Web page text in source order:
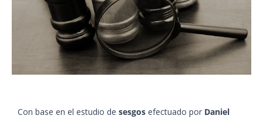
Con base en el estudio de sesgos efectuado por Daniel